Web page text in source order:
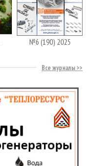
№6 (190) 2025
Все журналы